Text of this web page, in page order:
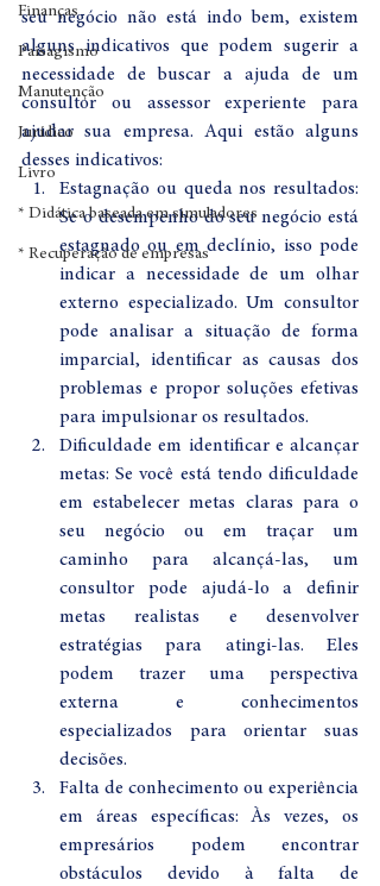
Finanças
Paisagismo
Manutenção
Jurídico
Livro
* Didática baseada em simuladores
* Recuperação de empresas
seu negócio não está indo bem, existem
alguns indicativos que podem sugerir a
necessidade de buscar a ajuda de um
consultor ou assessor experiente para
ajudar sua empresa. Aqui estão alguns
desses indicativos:
Estagnação ou queda nos resultados:
Se o desempenho do seu negócio está
estagnado ou em declínio, isso pode
indicar a necessidade de um olhar
externo especializado. Um consultor
pode analisar a situação de forma
imparcial, identificar as causas dos
problemas e propor soluções efetivas
para impulsionar os resultados.
Dificuldade em identificar e alcançar
metas: Se você está tendo dificuldade
em estabelecer metas claras para o
seu negócio ou em traçar um
caminho para alcançá-las, um
consultor pode ajudá-lo a definir
metas realistas e desenvolver
estratégias para atingi-las. Eles
podem trazer uma perspectiva
externa e conhecimentos
especializados para orientar suas
decisões.
Falta de conhecimento ou experiência
em áreas específicas: Às vezes, os
empresários podem encontrar
obstáculos devido à falta de